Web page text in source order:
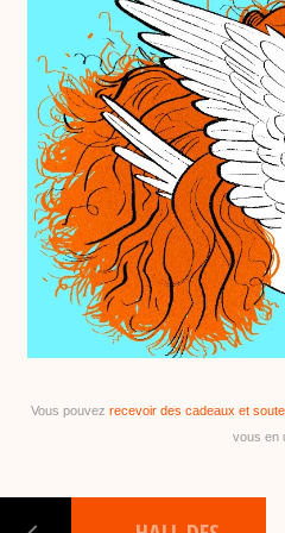
Vous pouvez recevoir des cadeaux et
vous en